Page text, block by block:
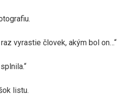
vyrastie človek, akým bol on…“
listu.